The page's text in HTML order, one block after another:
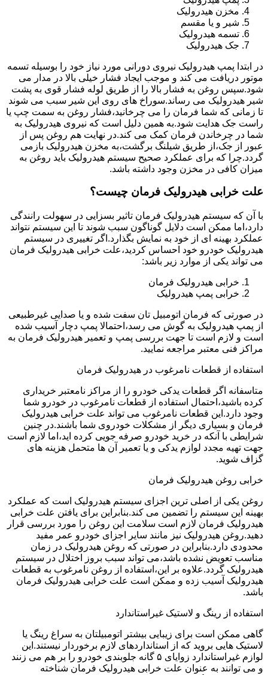
مخزن هیدرولیک
شیر و یا مقسم
تسمه هیدرولیک
جک هیدرولیک
در ابتدا پمپ هیدرولیک نیروی دورانی مورد نیاز خود را بوسیله تسمه
موتور دریافت می کند و موجب ایجاد فشار خیلی بالا در مدار می
شود.سپس روغن به فشار بالا را از طریق لوله فشار قوی به پشت
شیر هیدرولیک می رساند.سوراخ های روی این شیر سبب می شوند
تا زمانی که شما فرمان را می چرخانید،فشار روغن به سمت چپ یا
راست جک هدایت شود.به همین دلیل است که نیروی هیدرولیک به
شما در چرخاندن فرمان کمک می کند.در نهایت هم روغن پس از
عبور از جک،از طریق شیلنگ برگشت،به مخزن هیدرولیک بازمی
گردد.چرا که برای عملکرد صحیح سیستم هیدرولیک باید روغن به
میزان کافی در مخزن وجود داشته باشد.
علت خرابی هیدرولیک فرمان چیست؟
با آن که سیستم هیدرولیک فرمان تاثیر بسزایی در سهولت رانندگی
دارد،اما ممکن است دلایل گوناگون سبب شوند تا این سیستم نتواند
عملکرد بهینه ای از خود به نمایش بگذارد.اگر تغییری در سیستم
هیدرولیک خودرو خود احساس کردید،علت خرابی هیدرولیک فرمان
می تواند یکی از موارد زیر باشد:
خرابی هیدرولیک فرمان
خرابی پمپ هیدرولیک
در صورتی که فرمان اتومبیل تان سفت شده و یا صدایی غیرطبیعی
از پمپ هیدرولیک به گوش می رسد،احتمالا پمپ دچار آسیب شده
است و لازم است تا جهت بررسی پمپ و تعمیر هیدرولیک فرمان به
مراکز فنی معتبر مراجعه نمایید.
استفاده از قطعات نامرغوب در هیدرولیک فرمان
متاسفانه اگر قطعات یدکی خودرو را از مراکز نامعتبر خریداری
کرده باشید،احتمال استفاده از قطعات نامرغوب در خودرو شما
وجود دارد.این قطعات نامرغوب می تواند علت خرابی هیدرولیک
فرمان و بسیاری دیگر از مشکلات خودروی شما باشند.در چنین
شرایطی با آنکه در خرید خودرو صرفه جویی کرده اید،اما لازم است
جهت تهیه مجدد لوازم یدکی و یا تعمیر آن ها متحمل هزینه های
گزاف شوید.
خرابی روغن هیدرولیک فرمان
روغن یکی از اصلی ترین اجزای سیستم هیدرولیک است که عملکرد
بهینه این سیستم را تضمین می کند.بنابراین برای یافتن علت خرابی
هیدرولیک فرمان لازم است سلامت این روغن را مورد بررسی قرار
دهید.روغن هیدرولیک نیز مانند سایر اجزای خودرو عمر مفید
محدودی دارد.بنابراین در صورتی که روغن هیدرولیک در زمان
مناسب تعویض نشده باشد،می تواند سبب بروز اختلال در سیستم
هیدرولیک گردد.علاوه بر این،استفاده از روغن نامرغوب به قطعات
هیدرولیک آسیب زده و ممکن است علت خرابی هیدرولیک فرمان
باشد.
استفاده از رینگ و لاستیک غیراستاندارد
گاهی ممکن است برای زیبایی بیشتر اتومبیلتان به سراغ رینگ یا
لاستیک هایی بروید که از استانداردهای لازم برخوردار نیستند.این
لوازم غیراستاندارد زوایای ۵ گانه جلوبندی خودرو را بر هم می زنند
و می توانند به عنوان علت خرابی هیدرولیک فرمان شناخته